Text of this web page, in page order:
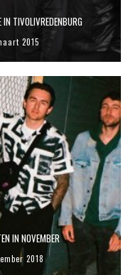
IN TIVOLIVREDENBURG
2015
IN NOVEMBER
2018